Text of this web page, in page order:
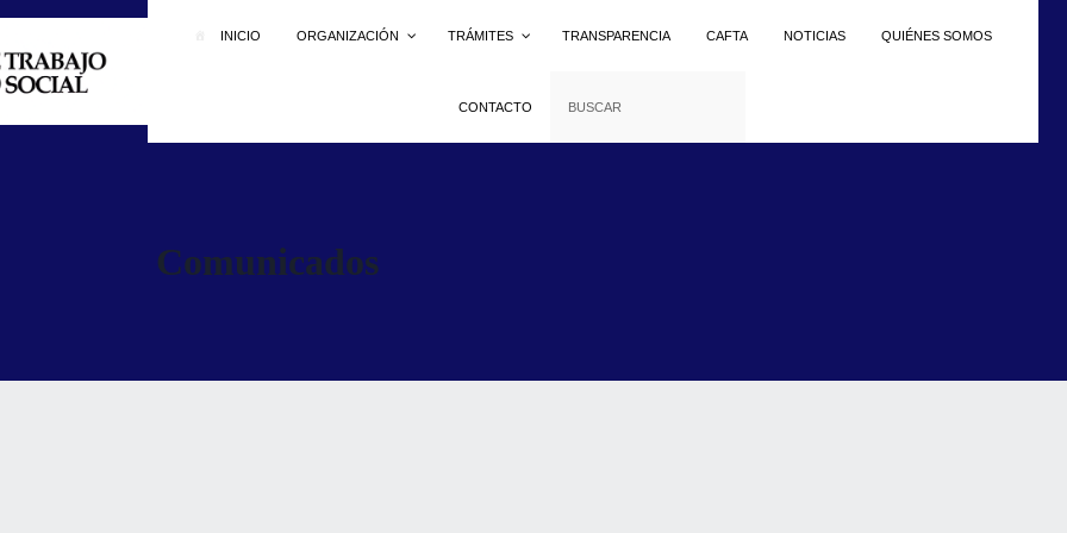
INICIO ORGANIZACIÓN TRÁMITES TRANSPARENCIA CAFTA NOTICIAS QUIÉNES SOMOS
CONTACTO
Comunicados